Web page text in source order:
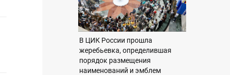
В ЦИК России прошла
жеребьевка, определившая
порядок размещения
наименований и эмблем